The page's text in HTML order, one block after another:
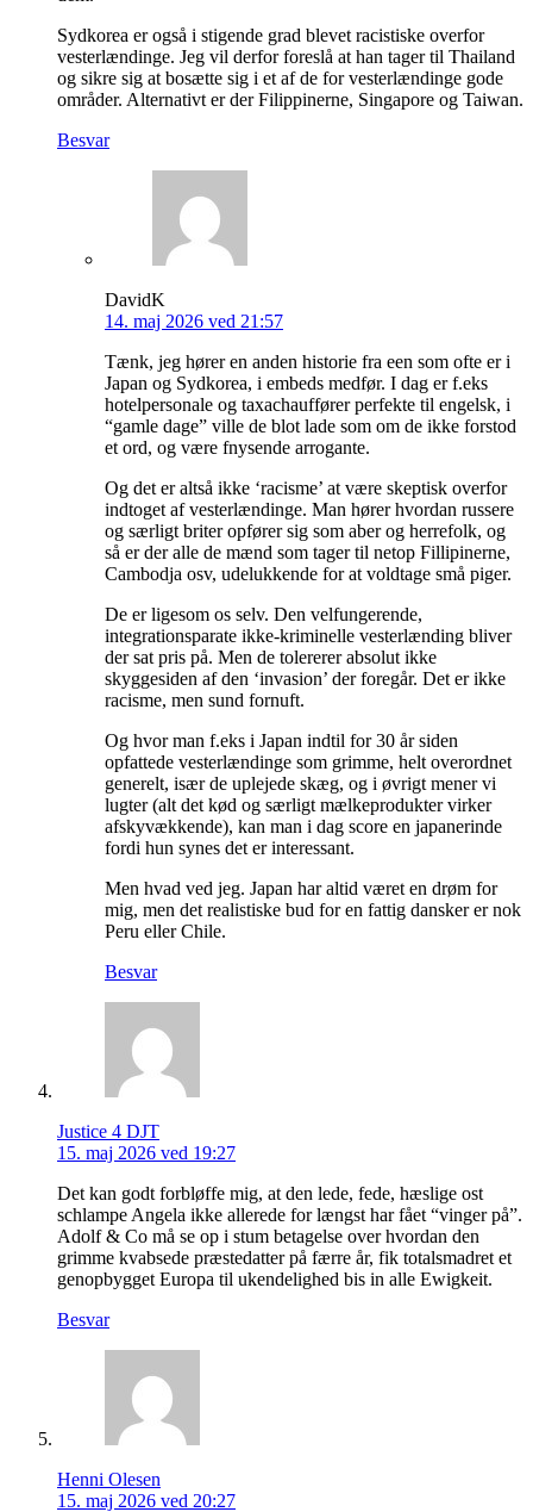
Sydkorea er også i stigende grad blevet racistiske overfor
vesterlændinge. Jeg vil derfor foreslå at han tager til Thailand
og sikre sig at bosætte sig i et af de for vesterlændinge gode
områder. Alternativt er der Filippinerne, Singapore og Taiwan.
Besvar
DavidK
14. maj 2026 ved 21:57
Tænk, jeg hører en anden historie fra een som ofte er i
Japan og Sydkorea, i embeds medfør. I dag er f.eks
hotelpersonale og taxachauffører perfekte til engelsk, i
“gamle dage” ville de blot lade som om de ikke forstod
et ord, og være fnysende arrogante.
Og det er altså ikke ‘racisme’ at være skeptisk overfor
indtoget af vesterlændinge. Man hører hvordan russere
og særligt briter opfører sig som aber og herrefolk, og
så er der alle de mænd som tager til netop Fillipinerne,
Cambodja osv, udelukkende for at voldtage små piger.
De er ligesom os selv. Den velfungerende,
integrationsparate ikke-kriminelle vesterlænding bliver
der sat pris på. Men de tolererer absolut ikke
skyggesiden af den ‘invasion’ der foregår. Det er ikke
racisme, men sund fornuft.
Og hvor man f.eks i Japan indtil for 30 år siden
opfattede vesterlændinge som grimme, helt overordnet
generelt, især de uplejede skæg, og i øvrigt mener vi
lugter (alt det kød og særligt mælkeprodukter virker
afskyvækkende), kan man i dag score en japanerinde
fordi hun synes det er interessant.
Men hvad ved jeg. Japan har altid været en drøm for
mig, men det realistiske bud for en fattig dansker er nok
Peru eller Chile.
Besvar
Justice 4 DJT
15. maj 2026 ved 19:27
Det kan godt forbløffe mig, at den lede, fede, hæslige ost
schlampe Angela ikke allerede for længst har fået “vinger på”.
Adolf & Co må se op i stum betagelse over hvordan den
grimme kvabsede præstedatter på færre år, fik totalsmadret et
genopbygget Europa til ukendelighed bis in alle Ewigkeit.
Besvar
Henni Olesen
15. maj 2026 ved 20:27